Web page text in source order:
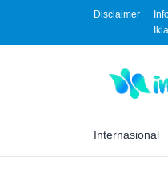
Disclaimer
Internasional